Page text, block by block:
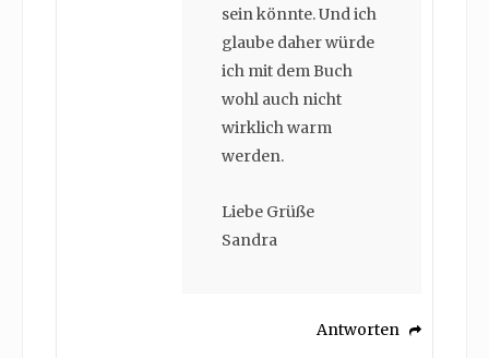
sein könnte. Und ich
glaube daher würde
ich mit dem Buch
wohl auch nicht
wirklich warm
werden.
Liebe Grüße
Sandra
Antworten